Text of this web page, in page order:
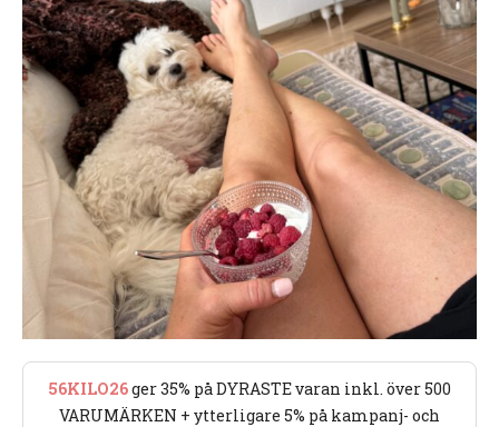
56KILO26ger 35% på DYRASTE varan inkl. över 500
VARUMÄRKEN + ytterligare 5% på kampanj- och